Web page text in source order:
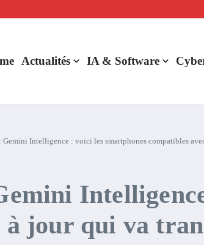
de caisse pour la transformer en levier de rentabilité ?
Actualités IA & Software
Intelligence : voici les smartphones compatibles
à jour qui va